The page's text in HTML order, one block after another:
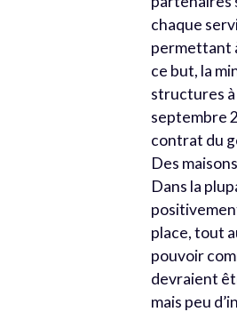
chaque
permettant
ce but, la
structures
septembre
contrat du
Des
Dans la
place, tout
pouvoir
devraient
mais peu